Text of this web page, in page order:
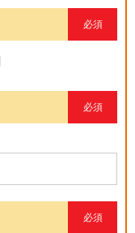
必須
必須
必須